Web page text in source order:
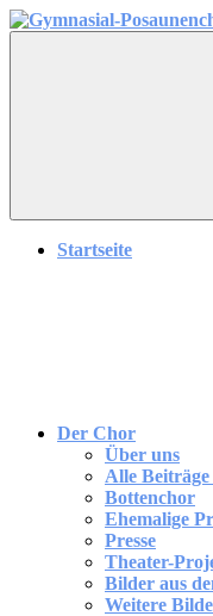
Zum
Inhalt
Startseite
Der Chor
Über uns
Alle Beiträge
Bottenchor
Ehemalige
Presse
Theater-
Bilder aus
Weitere